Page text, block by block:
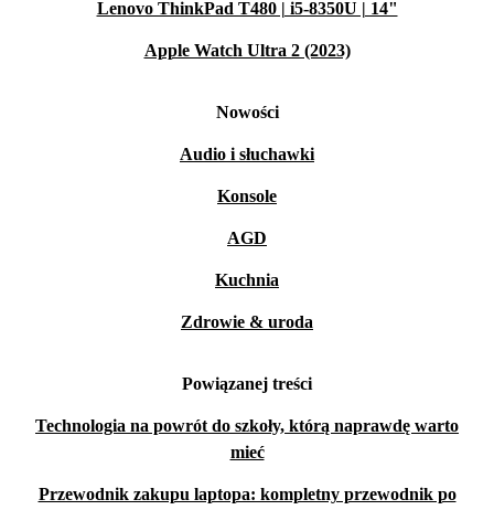
Lenovo ThinkPad T480 | i5-8350U | 14"
Apple Watch Ultra 2 (2023)
Nowości
Audio i słuchawki
Konsole
AGD
Kuchnia
Zdrowie & uroda
Powiązanej treści
Technologia na powrót do szkoły, którą naprawdę warto
mieć
Przewodnik zakupu laptopa: kompletny przewodnik po